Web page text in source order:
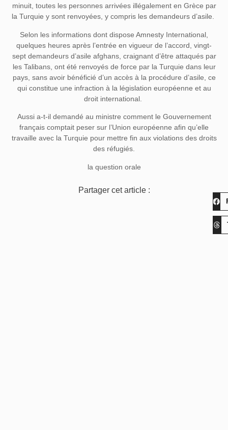
minuit, toutes les personnes arrivées illégalement en Grèce par
la Turquie y sont renvoyées, y compris les demandeurs d’asile.
Selon les informations dont dispose Amnesty International,
quelques heures après l’entrée en vigueur de l’accord, vingt-
sept demandeurs d’asile afghans, craignant d’être attaqués par
les Talibans, ont été renvoyés de force par la Turquie dans leur
pays, sans avoir bénéficié d’un accès à la procédure d’asile, ce
qui constitue une infraction à la législation européenne et au
droit international.
Aussi a-t-il demandé au ministre comment le Gouvernement
français comptait peser sur l’Union européenne afin qu’elle
travaille avec la Turquie pour mettre fin aux violations des droits
des réfugiés.
la question orale
Partager cet article :